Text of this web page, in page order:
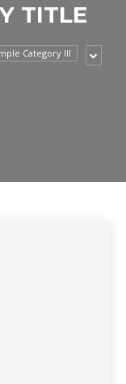
TITLE
Category III